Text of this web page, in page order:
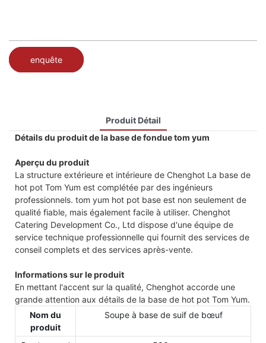
enquête
Produit Détail
Détails du produit de la base de fondue tom yum
Aperçu du produit
La structure extérieure et intérieure de Chenghot La base de
hot pot Tom Yum est complétée par des ingénieurs
professionnels. tom yum hot pot base est non seulement de
qualité fiable, mais également facile à utiliser. Chenghot
Catering Development Co., Ltd dispose d'une équipe de
service technique professionnelle qui fournit des services de
conseil complets et des services après-vente.
Informations sur le produit
En mettant l'accent sur la qualité, Chenghot accorde une
grande attention aux détails de la base de hot pot Tom Yum.
Nom du
produit
Soupe à base de suif de bœuf